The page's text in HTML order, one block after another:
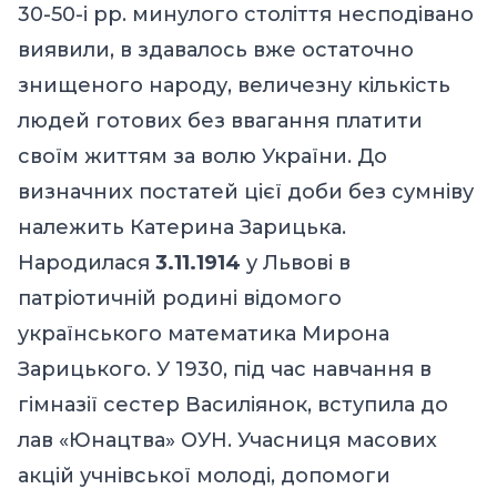
30-50-і рр. минулого століття несподівано
виявили, в здавалось вже остаточно
знищеного народу, величезну кількість
людей готових без ввагання платити
своїм життям за волю України. До
визначних постатей цієї доби без сумніву
належить Катерина Зарицька.
Народилася 3.11.1914 у Львові в
патріотичній родині відомого
українського математика Мирона
Зарицького. У 1930, під час навчання в
гімназії сестер Василіянок, вступила до
лав «Юнацтва» ОУН. Учасниця масових
акцій учнівської молоді, допомоги